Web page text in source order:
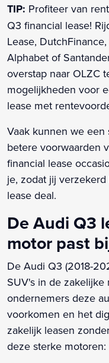
TIP: Profiteer van
Q3 financial lease!
Lease,
Alphabet of
overstap naar OLZC
mogelijkheden voor
lease met
Vaak kunnen we
betere voorwaarden
financial lease
je, zodat jij
lease deal.
De Audi Q3
motor past
De Audi Q3 (2018-
SUV's in de
ondernemers deze
voorkomen en het
zakelijk leasen
deze sterke motoren: